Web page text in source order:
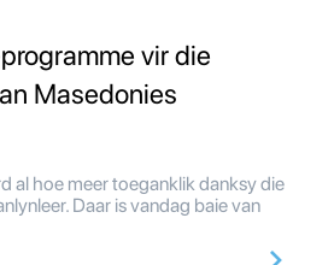
vir die
Masedonies
al hoe meer toeganklik danksy die
Daar is vandag baie van